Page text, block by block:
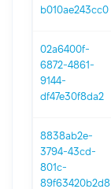
b010ae243cc0
02a6400f-
6872-4861-
9144-
df47e30f8da2
8838ab2e-
3794-43cd-
801c-
89f63420b2d8